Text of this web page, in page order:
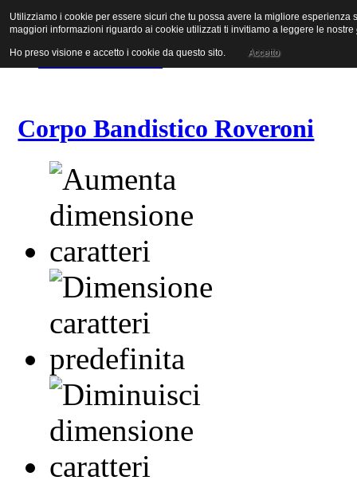
Vai al contenuto
Vai alla navigazione principale
Vai alla prima colonna
Corpo Bandistico Roveroni
Utilizziamo i cookie per essere sicuri che tu possa avere la migliore
maggiori informazioni riguardo ai cookie utilizzati ti invitiamo a leggere le nostre
Ho preso visione e accetto i cookie da questo sito. Accetto